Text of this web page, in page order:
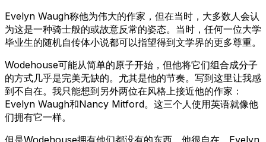
Evelyn Waugh称他为伟大的作家，但在当时，大多数人会认
为这是一种骑士般的或故意反常的姿态。当时，任何一位大学
毕业生的随机自传体小说都可以指望得到文学界的更多尊重。
Wodehouse可能从简单的原子开始，但他将它们组合成分子
的方式几乎是完美无缺的。尤其是他的节奏。写到这里让我感
到不自在。我只能想到另外两位在风格上接近他的作家：
Evelyn Waugh和Nancy Mitford。这三个人使用英语就像他
们拥有它一样。
但是Wodehouse拥有他们都没有的东西。他很自在。Evelyn